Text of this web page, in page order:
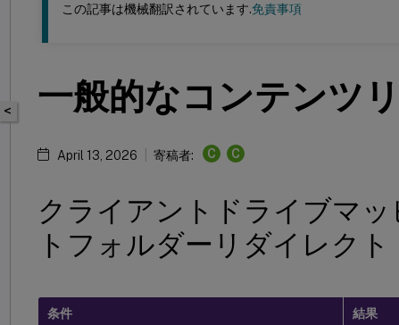
<
この記事は機械翻訳されています.免責事項
一般的なコンテンツ
April 13, 2026 寄稿者: C C
クライアントドライブマ
トフォルダーリダイレクト
条件 結果